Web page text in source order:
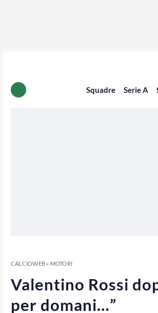
Squadre Serie A
CALCIOWEB» MOTORI
Valentino Rossi
per domani…”